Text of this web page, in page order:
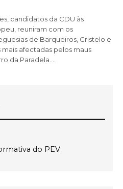
candidatos da CDU às
reuniram com os
de Barqueiros, Cristelo e
afectadas pelos maus
da Paradela.…
do PEV